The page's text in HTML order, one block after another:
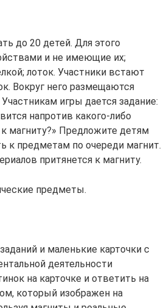
до 20 детей. Для этого
и не имеющие их;
лоток. Участники встают
Вокруг него размещаются
игры дается задание:
напротив какого-либо
магниту?» Предложите детям
к предметам по очереди магнит.
притянется к магниту.
предметы.
и маленькие карточки с
деятельности
на карточке и ответить на
который изображен на